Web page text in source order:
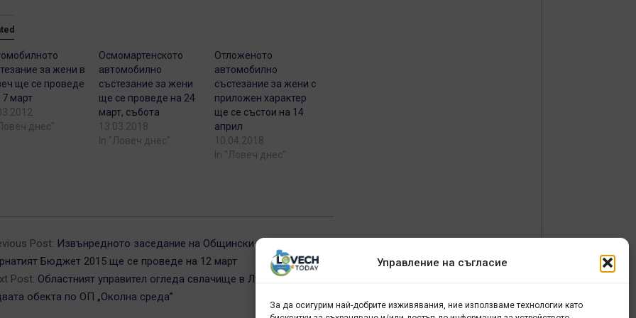
Управление на съгласие
За да осигурим най-добрите изживявания, ние използваме технологии като
за жени в
ще се проведе
март
днес"
Осмомартенското
автомобилно
състезание за жени
ще се проведе на 24
март, събота
13.03.2018
In "Ловеч днес"
Отложеното
автомобилно
състезание за жени с
приложен характер
ще се състои на 14
април
10.04.2018
In "Ловеч днес"
Post: Извънредното заседание на Общински съвет за
Бюджет 2015 ще се проведе на 12 март
Post: Областният управител огледа свлачище в Луковит, посети
обекта по ОП „Околна среда”